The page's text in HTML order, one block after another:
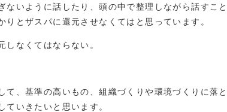
ないように話したり、頭の中で整理しながら話すこ
りとザスパに還元させなくてはと思っています。
しなくてはならない。
て、基準の高いもの、組織づくりや環境づくりに
ていきたいと思います。